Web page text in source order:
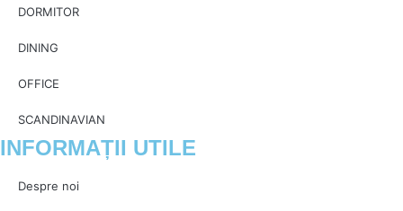
DORMITOR
DINING
OFFICE
SCANDINAVIAN
INFORMAȚII UTILE
Despre noi